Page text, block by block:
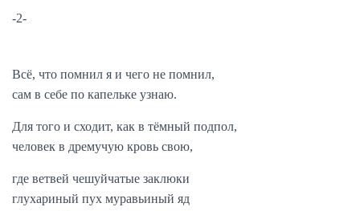
-2-
Всё, что помнил я и чего не помнил,
сам в себе по капельке узнаю.
Для того и сходит, как в тёмный подпол,
человек в дремучую кровь свою,
где ветвей чешуйчатые заклюки
глухариный пух муравьиный яд